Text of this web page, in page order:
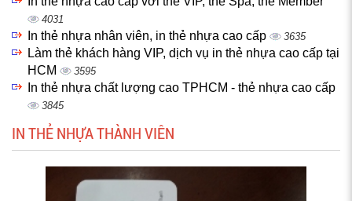
4031
In thẻ nhựa nhân viên, in thẻ nhựa cao cấp 3635
Làm thẻ khách hàng VIP, dịch vụ in thẻ nhựa cao cấp tại
HCM
3595
In thẻ nhựa chất lượng cao TPHCM - thẻ nhựa cao cấp
3845
IN THẺ NHỰA THÀNH VIÊN